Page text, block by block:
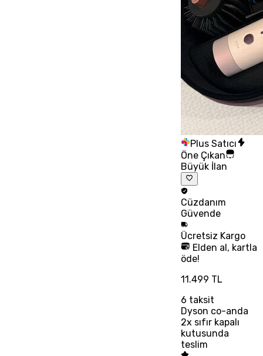
Plus Satıcı
Öne Çıkan
Büyük İlan
Cüzdanım
Güvende
Ücretsiz Kargo
Elden al, kartla
öde!
11.499 TL
6 taksit
Dyson co-anda
2x sıfır kapalı
kutusunda
teslim